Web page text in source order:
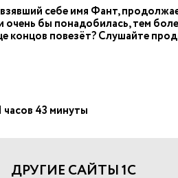
себе имя Фант,
бы понадобилась, тем
концов повезёт? Слушайте
часов 43 минуты
ДРУГИЕ САЙТЫ 1С